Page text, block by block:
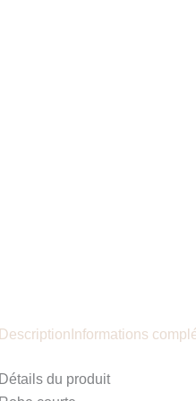
Description Informations
Détails du produit